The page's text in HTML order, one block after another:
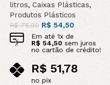
litros,Caixas Plásticas,
Produtos Plásticos
R$75,90 R$ 54,50
Em até1x de
R$ 54,50 sem juros
no cartão de crédito!
R$51,78
no pix